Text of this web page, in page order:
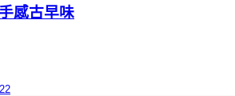
感古早味